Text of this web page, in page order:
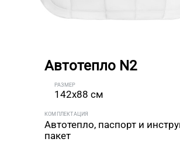
Автотепло N2
РАЗМЕР
142x88 см
КОМПЛЕКТАЦИЯ
Автотепло, паспорт и
пакет